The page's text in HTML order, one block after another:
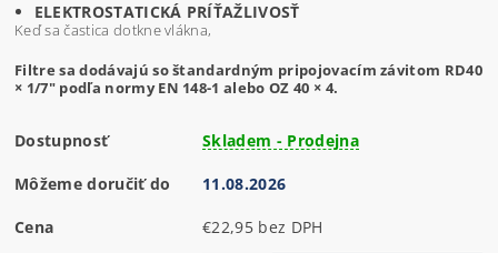
ELEKTROSTATICKÁ PRÍŤAŽLIVOSŤ
Keď sa častica dotkne vlákna,
Filtre sa dodávajú so štandardným pripojovacím závitom RD40
× 1/7" podľa normy EN 148-1 alebo OZ 40 × 4.
Dostupnosť Skladem - Prodejna
Môžeme doručiť do 11.08.2026
Cena €22,95 bez DPH